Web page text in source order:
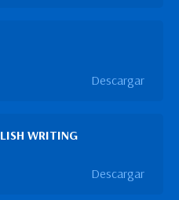
Descargar
WRITING
Descargar